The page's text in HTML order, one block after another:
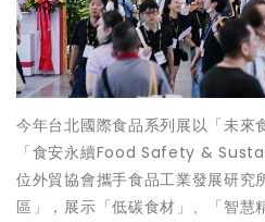
今年台北國際食品系列展以「未
「食安永續Food Safety &
位外貿協會攜手食品工業發展研究
區」，展示「低碳食材」、「智慧